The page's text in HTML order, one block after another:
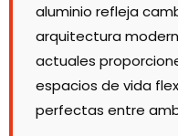
aluminio refleja
arquitectura
actuales
espacios de vida
perfectas entre